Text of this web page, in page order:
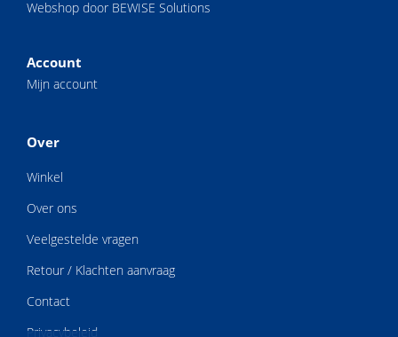
Webshop door BEWISE Solutions
Account
Mijn account
Over
Winkel
Over ons
Veelgestelde vragen
Retour / Klachten aanvraag
Contact
Privacybeleid